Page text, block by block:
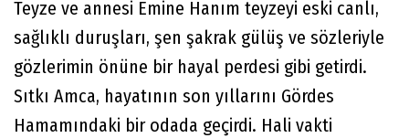
Teyze ve annesi Emine Hanım teyzeyi eski canlı,
sağlıklı duruşları, şen şakrak gülüş ve sözleriyle
gözlerimin önüne bir hayal perdesi gibi getirdi.
Sıtkı Amca, hayatının son yıllarını Gördes
Hamamındaki bir odada geçirdi. Hali vakti